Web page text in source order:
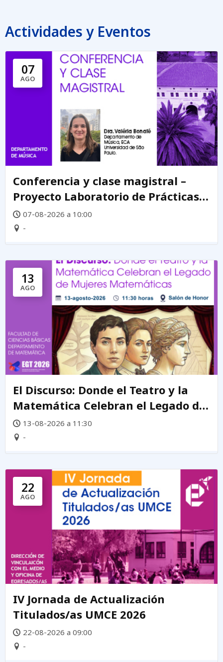
Actividades y Eventos
07
AGO
Conferencia y clase magistral –
Proyecto Laboratorio de Prácticas
Creativas DEMUS
07-08-2026 a 10:00
-
13
AGO
El Discurso: Donde el Teatro y la
Matemática Celebran el Legado de
mujeres matemáticas
13-08-2026 a 11:30
-
22
AGO
IV Jornada de Actualización
Titulados/as UMCE 2026
22-08-2026 a 09:00
-